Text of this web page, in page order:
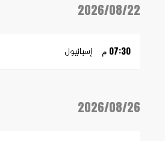
2026/08/22
07:30 م إسبانيول
2026/08/26